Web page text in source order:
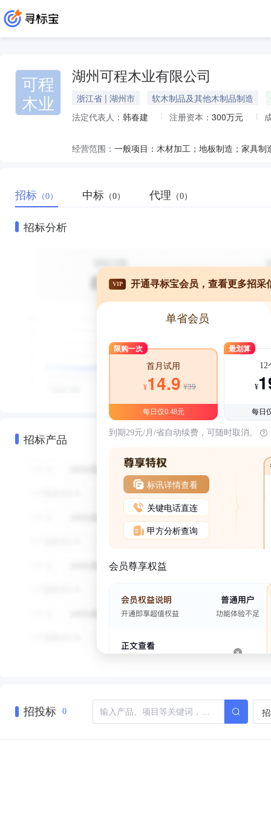
可程
木业
湖州可程木业有限公司
浙江省 | 湖州市 软木制品及其他木制品制造
法定代表人： 韩春建 注册资本： 300万元
经营范围：
招标 （0） 中标 （0） 代理 （0）
招标分析
招标产品
VIP 开通寻标宝会员，查看更多招采
单省会员
限购一次
首月试用
¥14.9 ¥39
每日仅0.48元
最划算
12
¥
每日
到期29元/月/省自动续费，可随时取消。
标讯详情查看
关键电话直连
甲方分析查询
会员尊享权益
招投标 0